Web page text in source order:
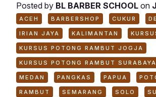
Posted by BL BARBER SCHOOL on
ACEH BARBERSHOP CUKUR
IRIAN JAYA KALIMANTAN
KURSUS POTONG RAMBUT JOGJA
KURSUS POTONG RAMBUT SURABAYA
MEDAN PANGKAS PAPUA
RAMBUT SEMARANG SOLO